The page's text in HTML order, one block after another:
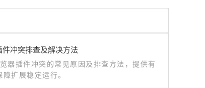
件冲突排查及解决方法
器插件冲突的常见原因及排查方法，提供有
扩展稳定运行。